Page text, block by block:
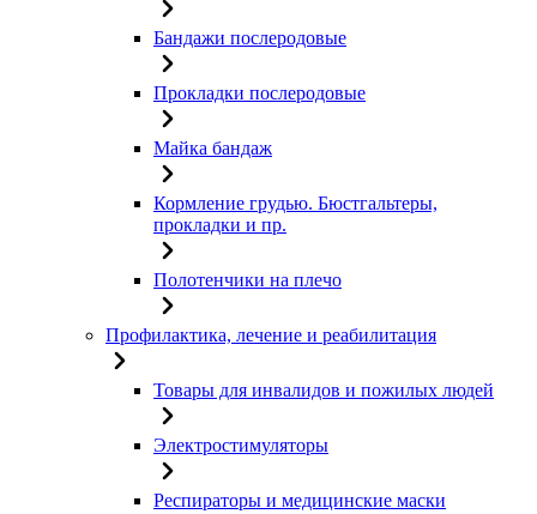
Бандажи послеродовые
Прокладки послеродовые
Майка бандаж
Кормление грудью. Бюстгальтеры,
прокладки и пр.
Полотенчики на плечо
Профилактика, лечение и реабилитация
Товары для инвалидов и пожилых людей
Электростимуляторы
Респираторы и медицинские маски